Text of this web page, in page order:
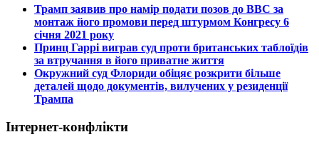
​Трамп заявив про намір подати позов до ВВС за
монтаж його промови перед штурмом Конгресу 6
січня 2021 року
​Принц Гаррі виграв суд проти британських таблоїдів
за втручання в його приватне життя
​Окружний суд Флориди обіцяє розкрити більше
деталей щодо документів, вилучених у резиденції
Трампа
Інтернет-конфлікти